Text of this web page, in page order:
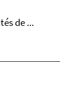
de ...